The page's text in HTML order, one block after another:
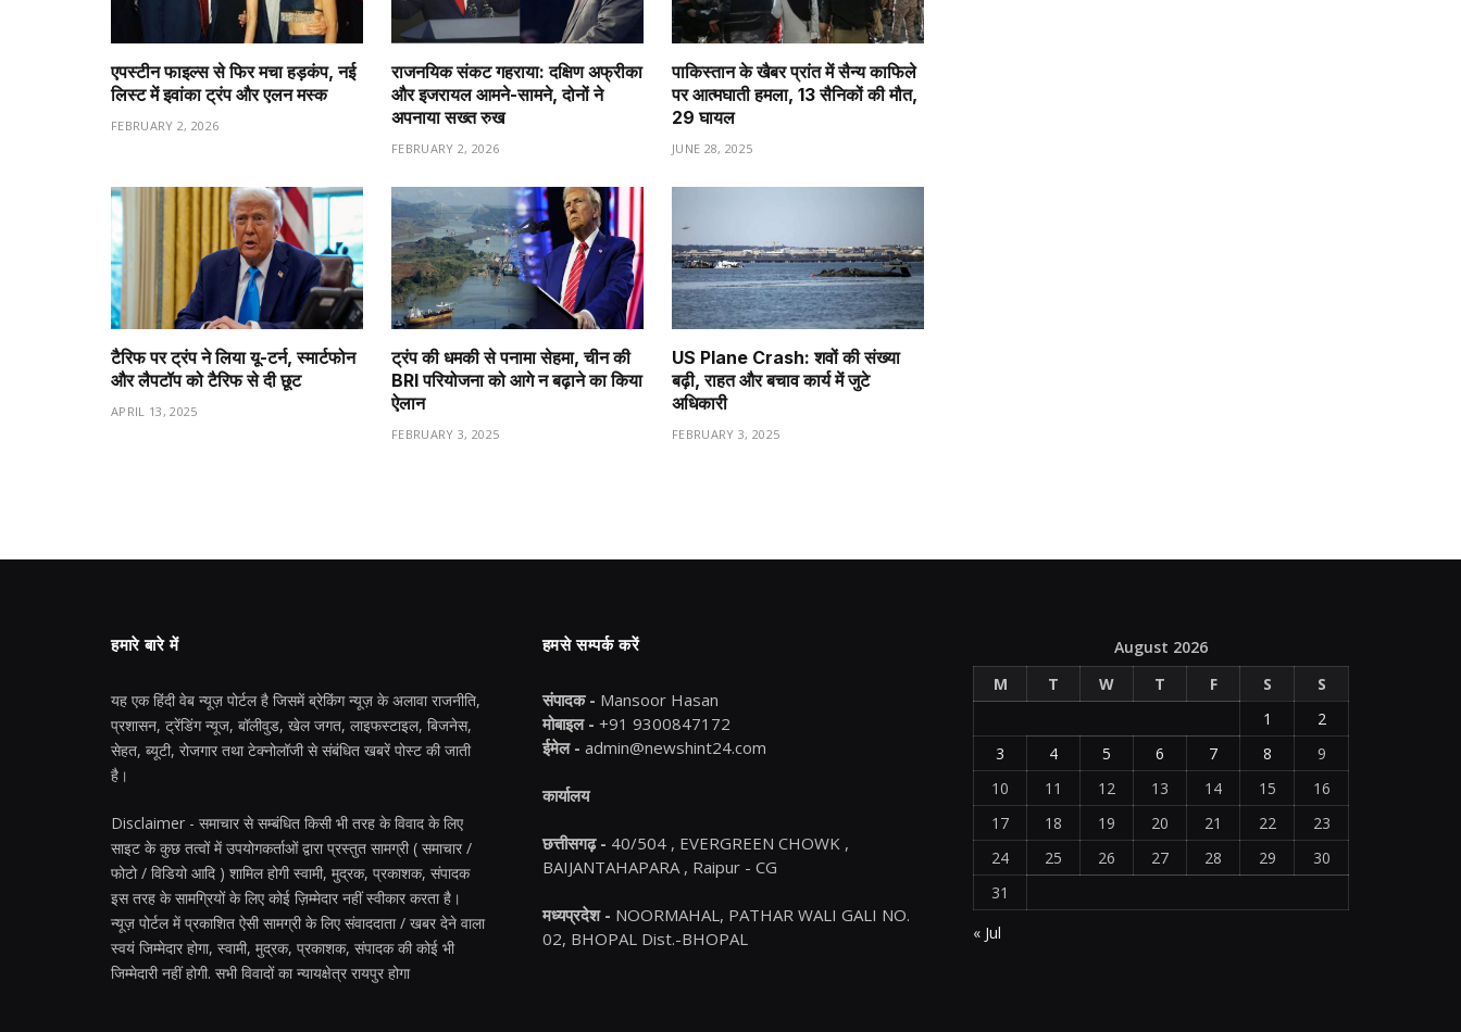
एपस्टीन फाइल्स से फिर मचा हड़कंप, नई
लिस्ट में इवांका ट्रंप और एलन मस्क
FEBRUARY 2, 2026
राजनयिक संकट गहराया: दक्षिण अफ्रीका
और इजरायल आमने-सामने, दोनों ने
अपनाया सख्त रुख
FEBRUARY 2, 2026
पाकिस्तान के खैबर प्रांत में सैन्य काफिले
पर आत्मघाती हमला, 13 सैनिकों की मौत,
29 घायल
JUNE 28, 2025
टैरिफ पर ट्रंप ने लिया यू-टर्न, स्मार्टफोन
और लैपटॉप को टैरिफ से दी छूट
APRIL 13, 2025
ट्रंप की धमकी से पनामा सेहमा, चीन की
BRI परियोजना को आगे न बढ़ाने का किया
ऐलान
FEBRUARY 3, 2025
US Plane Crash: शवों की संख्या
बढ़ी, राहत और बचाव कार्य में जुटे
अधिकारी
FEBRUARY 3, 2025
हमारे बारे में
यह एक हिंदी वेब न्यूज़ पोर्टल है जिसमें ब्रेकिंग न्यूज़ के अलावा राजनीति,
प्रशासन, ट्रेंडिंग न्यूज, बॉलीवुड, खेल जगत, लाइफस्टाइल, बिजनेस,
सेहत, ब्यूटी, रोजगार तथा टेक्नोलॉजी से संबंधित खबरें पोस्ट की जाती
है।
Disclaimer - समाचार से सम्बंधित किसी भी तरह के विवाद के लिए
साइट के कुछ तत्वों में उपयोगकर्ताओं द्वारा प्रस्तुत सामग्री ( समाचार /
फोटो / विडियो आदि ) शामिल होगी स्वामी, मुद्रक, प्रकाशक, संपादक
इस तरह के सामग्रियों के लिए कोई ज़िम्मेदार नहीं स्वीकार करता है।
न्यूज़ पोर्टल में प्रकाशित ऐसी सामग्री के लिए संवाददाता / खबर देने वाला
स्वयं जिम्मेदार होगा, स्वामी, मुद्रक, प्रकाशक, संपादक की कोई भी
जिम्मेदारी नहीं होगी. सभी विवादों का न्यायक्षेत्र रायपुर होगा
हमसे सम्पर्क करें
संपादक - Mansoor Hasan
मोबाइल - +91 9300847172
ईमेल - admin@newshint24.com
कार्यालय
छत्तीसगढ़ - 40/504 , EVERGREEN CHOWK ,
BAIJANTAHAPARA , Raipur - CG
मध्यप्रदेश - NOORMAHAL, PATHAR WALI GALI NO.
02, BHOPAL Dist.-BHOPAL
August 2026
M
T W T F S
S
1
2
3
4 5 6 7 8
9
10
11 12 13 14 15
16
17
18 19 20 21 22
23
24
25 26 27 28 29
30
31
« Jul